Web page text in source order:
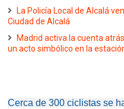
La Policía Local de Alcalá
Ciudad de Alcalá
Madrid activa la cuenta
un acto simbólico en la
Cerca de 300 ciclistas se